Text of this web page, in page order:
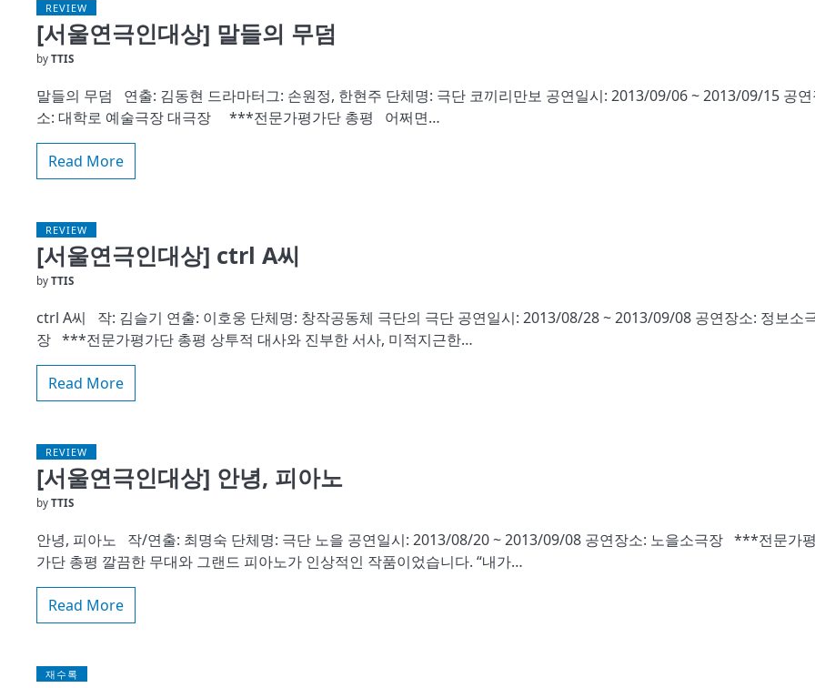
REVIEW
[서울연극인대상] 말들의 무덤
by TTIS
말들의 무덤 연출: 김동현 드라마터그: 손원정, 한현주 단체명: 극단 코끼리만보 공연일시: 2013/09/06 ~ 2013/09/15 공
소: 대학로 예술극장 대극장 ***전문가평가단 총평 어쩌면…
Read More
REVIEW
[서울연극인대상] ctrl A씨
by TTIS
ctrl A씨 작: 김슬기 연출: 이호웅 단체명: 창작공동체 극단의 극단 공연일시: 2013/08/28 ~ 2013/09/08 공연장소: 정보소
장 ***전문가평가단 총평 상투적 대사와 진부한 서사, 미적지근한…
Read More
REVIEW
[서울연극인대상] 안녕, 피아노
by TTIS
안녕, 피아노 작/연출: 최명숙 단체명: 극단 노을 공연일시: 2013/08/20 ~ 2013/09/08 공연장소: 노을소극장 ***전문가
가단 총평 깔끔한 무대와 그랜드 피아노가 인상적인 작품이었습니다. “내가…
Read More
재수록